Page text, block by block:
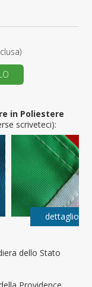
dello Stato
in Poliestere
scriveteci):
dettaglio